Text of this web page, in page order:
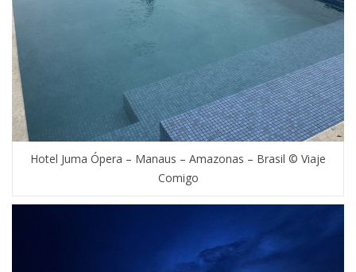
Hotel Juma Ópera – Manaus – Amazonas – Brasil © Viaje
Comigo